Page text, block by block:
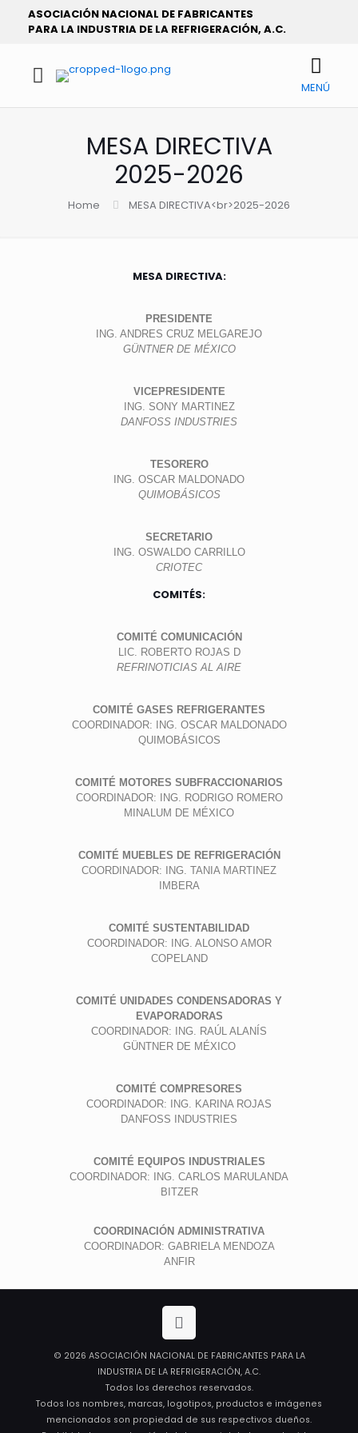
ASOCIACIÓN NACIONAL DE FABRICANTES
PARA LA INDUSTRIA DE LA REFRIGERACIÓN, A.C.
MENÚ
MESA DIRECTIVA
2025-2026
Home MESA DIRECTIVA<br>2025-2026
MESA DIRECTIVA:
PRESIDENTE
ING. ANDRES CRUZ MELGAREJO
GÜNTNER DE MÉXICO
VICEPRESIDENTE
ING. SONY MARTINEZ
DANFOSS INDUSTRIES
TESORERO
ING. OSCAR MALDONADO
QUIMOBÁSICOS
SECRETARIO
ING. OSWALDO CARRILLO
CRIOTEC
COMITÉS:
COMITÉ COMUNICACIÓN
LIC. ROBERTO ROJAS D
REFRINOTICIAS AL AIRE
COMITÉ GASES REFRIGERANTES
COORDINADOR: ING. OSCAR MALDONADO
QUIMOBÁSICOS
COMITÉ MOTORES SUBFRACCIONARIOS
COORDINADOR: ING. RODRIGO ROMERO
MINALUM DE MÉXICO
COMITÉ MUEBLES DE REFRIGERACIÓN
COORDINADOR: ING. TANIA MARTINEZ
IMBERA
COMITÉ SUSTENTABILIDAD
COORDINADOR: ING. ALONSO AMOR
COPELAND
COMITÉ UNIDADES CONDENSADORAS Y
EVAPORADORAS
COORDINADOR: ING. RAÚL ALANÍS
GÜNTNER DE MÉXICO
COMITÉ COMPRESORES
COORDINADOR: ING. KARINA ROJAS
DANFOSS INDUSTRIES
COMITÉ EQUIPOS INDUSTRIALES
COORDINADOR: ING. CARLOS MARULANDA
BITZER
COORDINACIÓN ADMINISTRATIVA
COORDINADOR: GABRIELA MENDOZA
ANFIR
© 2026 ASOCIACIÓN NACIONAL DE FABRICANTES PARA LA
INDUSTRIA DE LA REFRIGERACIÓN, A.C.
Todos los derechos reservados.
Todos los nombres, marcas, logotipos, productos e imágenes
mencionados son propiedad de sus respectivos dueños.